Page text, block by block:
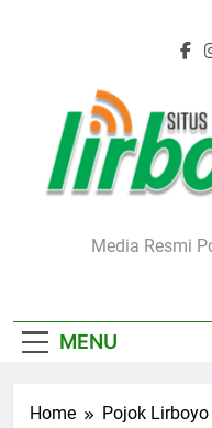
Media Resmi
MENU
Home
Pojok Lirboyo